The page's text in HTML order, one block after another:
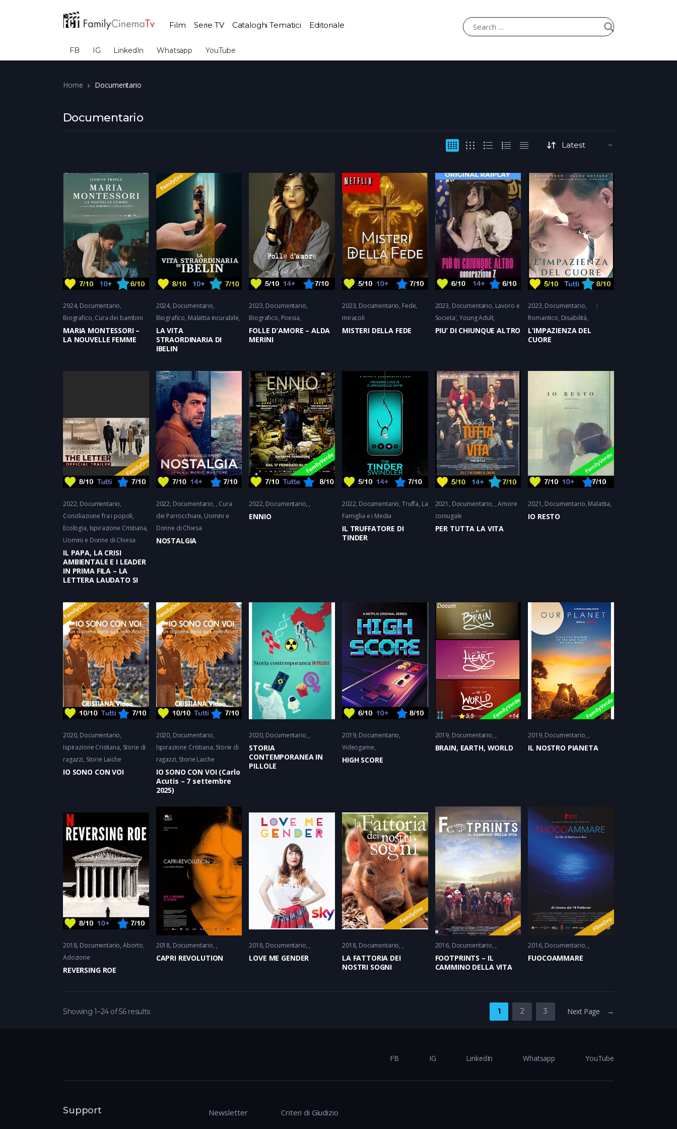
Film Serie TV Cataloghi Tematici Editoriale
FB IG LinkedIn Whatsapp YouTube
Home Documentario
Documentario
2924 Documentario
Biografico Cura dei bambini
MARIA MONTESSORI –
LA NOUVELLE FEMME
2024 Documentario
Biografico, Malattia incurabile
LA VITA
STRAORDINARIA DI
IBELIN
2023 Documentario
Biografico, Poesia
FOLLE D’AMORE – ALDA
MERINI
2023 Documentario Fede
miracoli
MISTERI DELLA FEDE
2023 Documentario Lavoro e
Societa', Young Adult
PIU’ DI CHIUNQUE ALTRO
2023 Documentario,
Romantico Disabilità
L’IMPAZIENZA DEL
CUORE
2022 Documentario
Conciliazione fra i popoli,
Ecologia, Ispirazione Cristiana
Uomini e Donne di Chiesa
IL PAPA, LA CRISI
AMBIENTALE E I LEADER
IN PRIMA FILA – LA
LETTERA LAUDATO SI
2022 Documentario
Cura
dei Parrocchiani, Uomini e
Donne di Chiesa
NOSTALGIA
2022 Documentario
ENNIO
2022 Documentario Truffa La
Famiglia e i Media
IL TRUFFATORE DI
TINDER
2021 Documentario
Amore
coniugale
PER TUTTA LA VITA
2021 Documentario Malattia
IO RESTO
2020 Documentario
Ispirazione Cristiana Storie di
ragazzi, Storie Laiche
IO SONO CON VOI
2020 Documentario
Ispirazione Cristiana Storie di
ragazzi, Storie Laiche
IO SONO CON VOI (Carlo
Acutis – 7 settembre
2025)
2020 Documentario
STORIA
CONTEMPORANEA IN
PILLOLE
2019 Documentario
Videogame
HIGH SCORE
2019 Documentario
BRAIN, EARTH, WORLD
2019 Documentario
IL NOSTRO PIANETA
2018 Documentario Aborto
Adozione
REVERSING ROE
2018 Documentario
CAPRI REVOLUTION
2018 Documentario
LOVE ME GENDER
2018 Documentario
LA FATTORIA DEI
NOSTRI SOGNI
2016 Documentario
FOOTPRINTS – IL
CAMMINO DELLA VITA
2016 Documentario
FUOCOAMMARE
Showing 1–24 of 56 results 1 2 3 Next Page →
FB IG LinkedIn Whatsapp YouTube
Support Newsletter Criteri di Giudizio